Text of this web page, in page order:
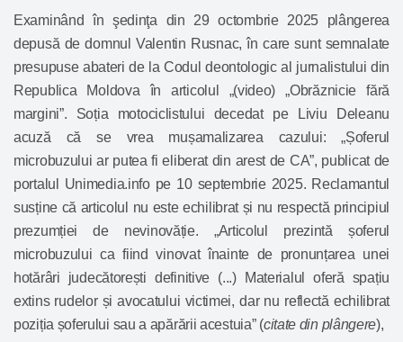
Examinând în şedinţa din 29 octombrie 2025 plângerea
depusă de domnul Valentin Rusnac, în care sunt semnalate
presupuse abateri de la Codul deontologic al jurnalistului din
Republica Moldova în articolul „(video) „Obrăznicie fără
margini”. Soția motociclistului decedat pe Liviu Deleanu
acuză că se vrea mușamalizarea cazului: „Șoferul
microbuzului ar putea fi eliberat din arest de CA”, publicat de
portalul Unimedia.info pe 10 septembrie 2025. Reclamantul
susține că articolul nu este echilibrat și nu respectă principiul
prezumției de nevinovăție. „Articolul prezintă șoferul
microbuzului ca fiind vinovat înainte de pronunțarea unei
hotărâri judecătorești definitive (...) Materialul oferă spațiu
extins rudelor și avocatului victimei, dar nu reflectă echilibrat
poziția șoferului sau a apărării acestuia” (citate din plângere),